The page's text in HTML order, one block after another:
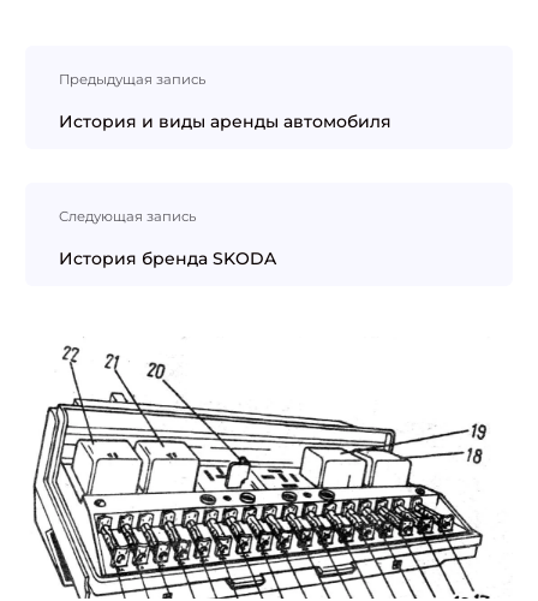
записям
Предыдущая запись
История и виды аренды автомобиля
Следующая запись
История бренда SKODA